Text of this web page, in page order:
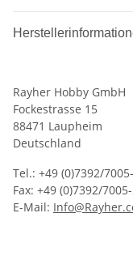
Rayher Hobby GmbH
Fockestrasse 15
88471 Laupheim
Deutschland
Tel.: +49 (0)7392/
Fax: +49 (0)7392/
E-Mail: